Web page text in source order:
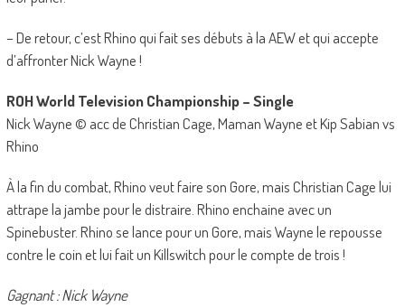
– De retour, c’est Rhino qui fait ses débuts à la AEW et qui accepte
d’affronter Nick Wayne !
ROH World Television Championship – Single
Nick Wayne © acc de Christian Cage, Maman Wayne et Kip Sabian vs
Rhino
À la fin du combat, Rhino veut faire son Gore, mais Christian Cage lui
attrape la jambe pour le distraire. Rhino enchaine avec un
Spinebuster. Rhino se lance pour un Gore, mais Wayne le repousse
contre le coin et lui fait un Killswitch pour le compte de trois !
Gagnant : Nick Wayne